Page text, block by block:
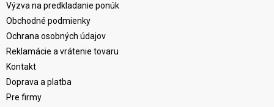
Výzva na predkladanie ponúk
Obchodné podmienky
Ochrana osobných údajov
Reklamácie a vrátenie tovaru
Kontakt
Doprava a platba
Pre firmy